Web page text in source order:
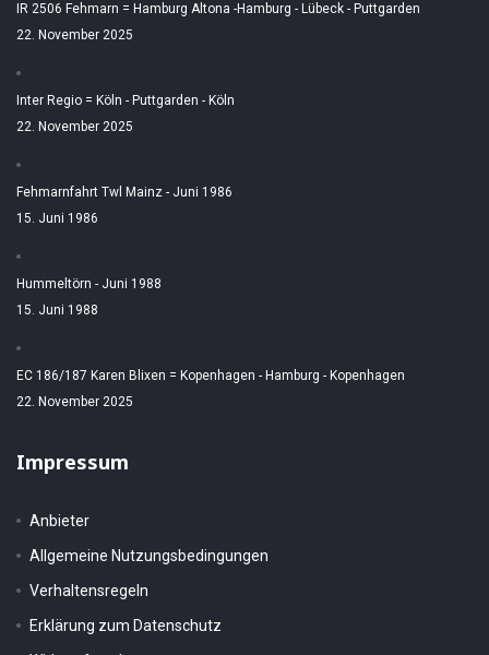
IR 2506 Fehmarn = Hamburg Altona -Hamburg - Lübeck - Puttgarden
22. November 2025
Inter Regio = Köln - Puttgarden - Köln
22. November 2025
Fehmarnfahrt Twl Mainz - Juni 1986
15. Juni 1986
Hummeltörn - Juni 1988
15. Juni 1988
EC 186/187 Karen Blixen = Kopenhagen - Hamburg - Kopenhagen
22. November 2025
Impressum
Anbieter
Allgemeine Nutzungsbedingungen
Verhaltensregeln
Erklärung zum Datenschutz